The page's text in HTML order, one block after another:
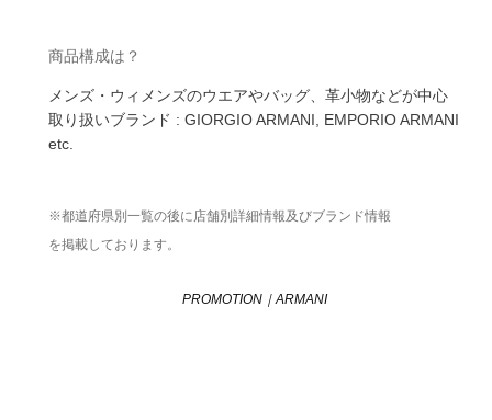
商品構成は？
メンズ・ウィメンズのウエアやバッグ、革小物などが中心
取り扱いブランド : GIORGIO ARMANI, EMPORIO ARMANI
etc.
※都道府県別一覧の後に店舗別詳細情報及びブランド情報
を掲載しております。
PROMOTION｜ARMANI